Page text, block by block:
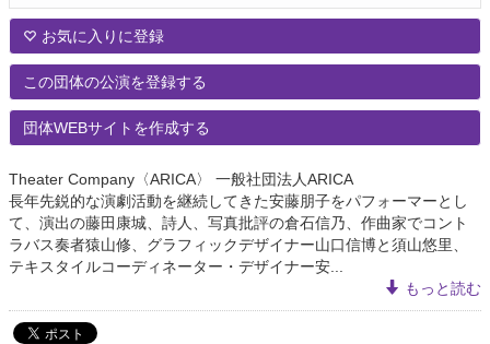
お気に入りに登録
この団体の公演を登録する
団体WEBサイトを作成する
Theater Company〈ARICA〉 一般社団法人ARICA
長年先鋭的な演劇活動を継続してきた安藤朋子をパフォーマーとし
て、演出の藤田康城、詩人、写真批評の倉石信乃、作曲家でコント
ラバス奏者猿山修、グラフィックデザイナー山口信博と須山悠里、
テキスタイルコーディネーター・デザイナー安...
もっと読む